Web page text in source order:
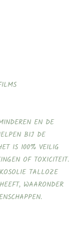
EN DE
BIJ DE
IS 100% VEILIG
OF TOXICITEIT.
TALLOZE
WAARONDER